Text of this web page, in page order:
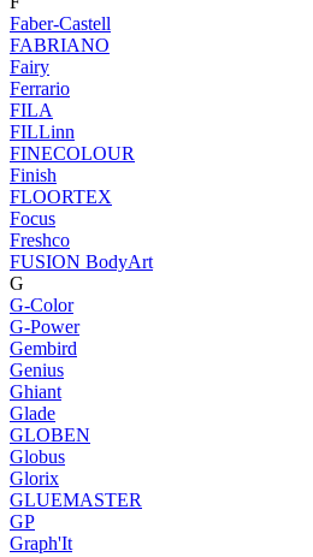
Faber-Castell
FABRIANO
Fairy
Ferrario
FILA
FILLinn
FINECOLOUR
Finish
FLOORTEX
Focus
Freshco
FUSION BodyArt
G
G-Color
G-Power
Gembird
Genius
Ghiant
Glade
GLOBEN
Globus
Glorix
GLUEMASTER
GP
Graph'It